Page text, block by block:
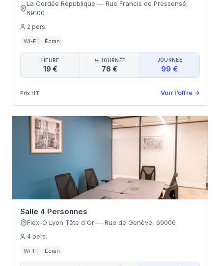
La Cordée République — Rue Francis de Pressensé,
69100
2 pers.
Wi-Fi Écran
HEURE
19 €
½ JOURNÉE
76 €
JOURNÉE
99 €
Prix HT Voir l’offre →
Salle 4 Personnes
Flex-O Lyon Tête d'Or — Rue de Genève, 69006
4 pers.
Wi-Fi Écran